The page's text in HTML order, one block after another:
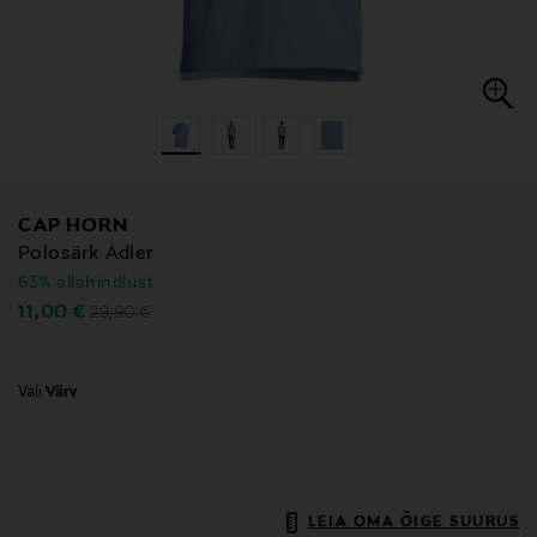
CAP HORN
Polosärk Adler
63% allahindlust
Discounted Price
11,00 € Original Price
29,90 €
Vali Värv
LEIA OMA ÕIGE SUURUS